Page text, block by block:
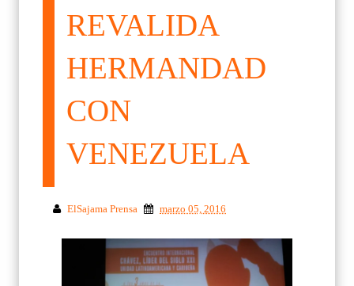
REVALIDA
HERMANDAD
CON
VENEZUELA
ElSajama Prensa marzo 05, 2016